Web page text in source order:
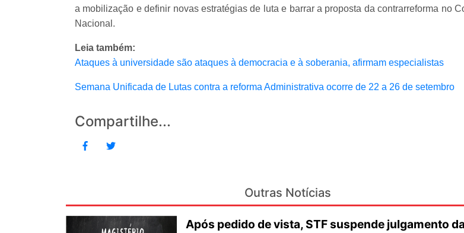
a mobilização e definir novas estratégias de luta e barrar a proposta da contrarreforma no
Nacional.
Leia também:
Ataques à universidade são ataques à democracia e à soberania, afirmam especialistas
Semana Unificada de Lutas contra a reforma Administrativa ocorre de 22 a 26 de setembro
Compartilhe...
Outras Notícias
Após pedido de vista, STF suspende julgamento